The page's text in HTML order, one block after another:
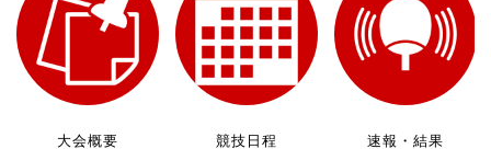
大会概要 競技日程 速報・結果